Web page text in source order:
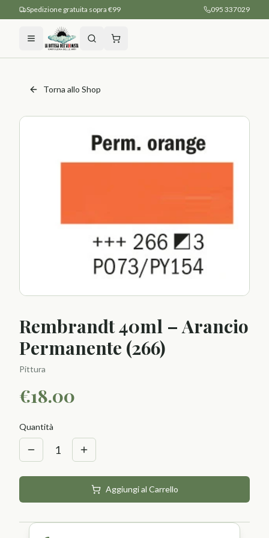
Spedizione gratuita sopra €99 095 337029
Torna allo Shop
Rembrandt 40ml – Arancio
Permanente (266)
Pittura
€18.00
Quantità
1
Aggiungi al Carrello